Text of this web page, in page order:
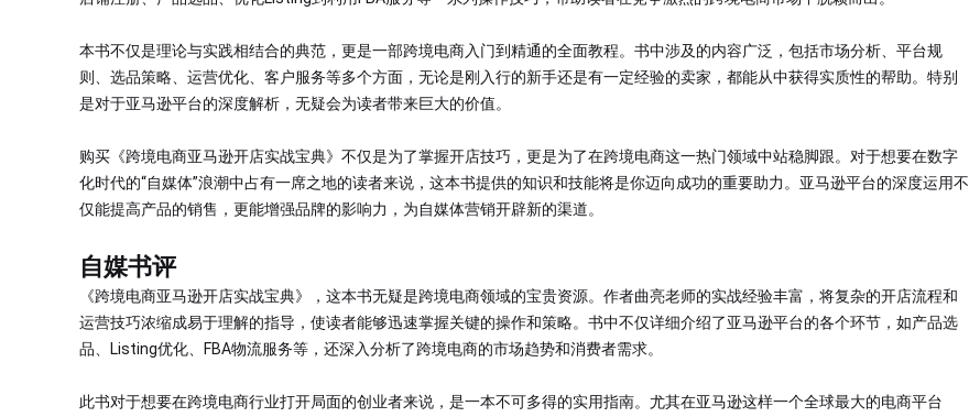
本书不仅是理论与实践相结合的典范，更是一部跨境电商入门到精通的全面教程。书中涉及的内容广泛，包括市场分析、平台规
则、选品策略、运营优化、客户服务等多个方面，无论是刚入行的新手还是有一定经验的卖家，都能从中获得实质性的帮助。特别
是对于亚马逊平台的深度解析，无疑会为读者带来巨大的价值。
购买《跨境电商亚马逊开店实战宝典》不仅是为了掌握开店技巧，更是为了在跨境电商这一热门领域中站稳脚跟。对于想要在数字
化时代的“自媒体”浪潮中占有一席之地的读者来说，这本书提供的知识和技能将是你迈向成功的重要助力。亚马逊平台的深度运用不
仅能提高产品的销售，更能增强品牌的影响力，为自媒体营销开辟新的渠道。
自媒书评
《跨境电商亚马逊开店实战宝典》，这本书无疑是跨境电商领域的宝贵资源。作者曲亮老师的实战经验丰富，将复杂的开店流程和
运营技巧浓缩成易于理解的指导，使读者能够迅速掌握关键的操作和策略。书中不仅详细介绍了亚马逊平台的各个环节，如产品选
品、Listing优化、FBA物流服务等，还深入分析了跨境电商的市场趋势和消费者需求。
此书对于想要在跨境电商行业打开局面的创业者来说，是一本不可多得的实用指南。尤其在亚马逊这样一个全球最大的电商平台